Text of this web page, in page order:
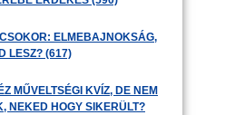
ELMEBAJNOKSÁG,
LESZ? (617)
MŰVELTSÉGI KVÍZ, DE NEM
NEKED HOGY SIKERÜLT?